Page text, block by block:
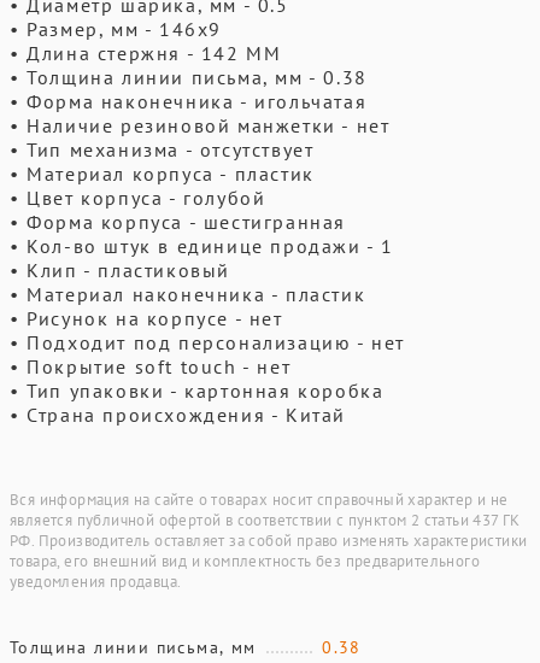
• Диаметр шарика, мм - 0.5
• Размер, мм - 146x9
• Длина стержня - 142 ММ
• Толщина линии письма, мм - 0.38
• Форма наконечника - игольчатая
• Наличие резиновой манжетки - нет
• Тип механизма - отсутствует
• Материал корпуса - пластик
• Цвет корпуса - голубой
• Форма корпуса - шестигранная
• Кол-во штук в единице продажи - 1
• Клип - пластиковый
• Материал наконечника - пластик
• Рисунок на корпусе - нет
• Подходит под персонализацию - нет
• Покрытие soft touch - нет
• Тип упаковки - картонная коробка
• Страна происхождения - Китай
Вся информация на сайте о товарах носит справочный характер и не
является публичной офертой в соответствии с пунктом 2 статьи 437 ГК
РФ. Производитель оставляет за собой право изменять характеристики
товара, его внешний вид и комплектность без предварительного
уведомления продавца.
Толщина линии письма, мм
0.38